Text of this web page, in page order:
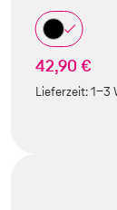
42,90 €
Lieferzeit:1-3